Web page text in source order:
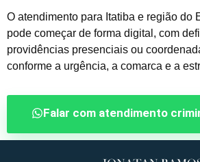
O atendimento para Itatiba e região do
pode começar de forma digital, com
providências presenciais ou
conforme a urgência, a comarca e a
Falar com atendimento